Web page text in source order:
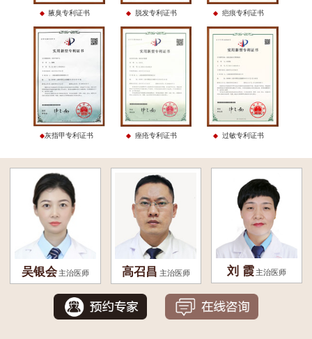
腋臭专利证书 脱发专利证书 疤痕专利证书
灰指甲专利证书 痤疮专利证书 过敏专利证书
吴银会 主治医师 高召昌 主治医师 刘 霞 主治医师